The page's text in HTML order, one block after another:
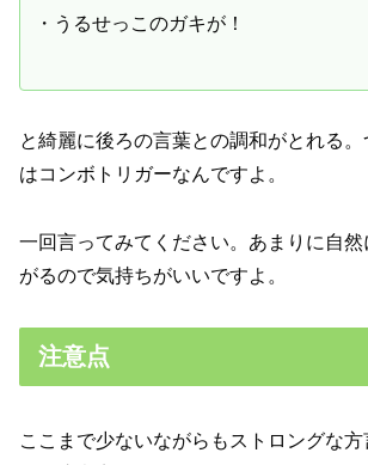
・うるせっこのガキが！
と綺麗に後ろの言葉との調和がとれる。
はコンボトリガーなんですよ。
一回言ってみてください。あまりに自
がるので気持ちがいいですよ。
注意点
ここまで少ないながらもストロングな